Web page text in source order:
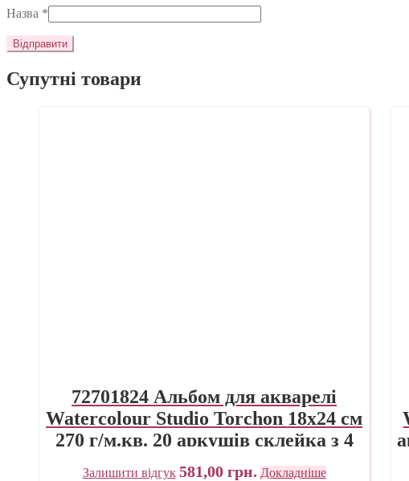
Назва *
Супутні товари
72701824 Альбом для акварелі
Watercolour Studio Torchon 18х24 см
270 г/м.кв. 20 аркушів склейка з 4
сторін Fabriano Італія
Залишити відгук 581,00 грн. Докладніше